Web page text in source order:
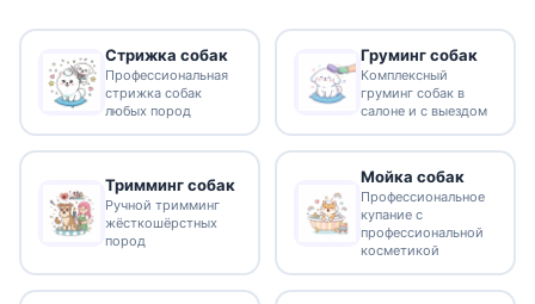
Стрижка собак
Профессиональная
стрижка собак
любых пород
Груминг собак
Комплексный
груминг собак в
салоне и с выездом
Тримминг собак
Ручной тримминг
жёсткошёрстных
пород
Мойка собак
Профессиональное
купание с
профессиональной
косметикой